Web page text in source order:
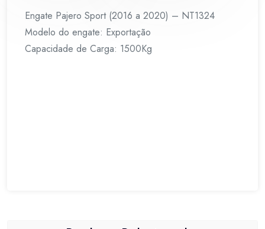
Engate Pajero Sport (2016 a 2020) – NT1324
Modelo do engate: Exportação
Capacidade de Carga: 1500Kg